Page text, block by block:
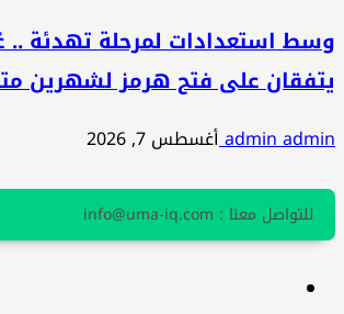
وسط استعدادات لمرحلة تهدئة
يتفقان على فتح هرمز لشهرين
admin adminأغسطس 7, 2026
للتواصل معنا : info@uma-iq.com